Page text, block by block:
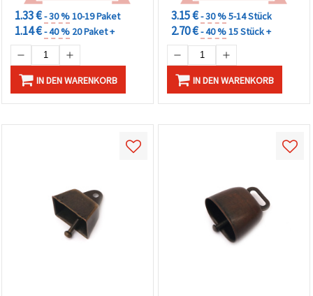
1.33 €- 30 %10-19 Paket
1.14 €- 40 % 20 Paket +
IN DEN WARENKORB
3.15 €- 30 %5-14 Stück
2.70 €- 40 %15 Stück +
IN DEN WARENKORB